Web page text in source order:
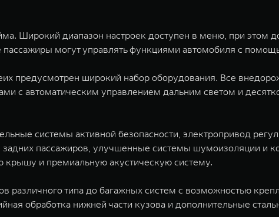
Широкий диапазон настроек доступен в меню, при этом
могут управлять функциями автомобиля с
предусмотрен широкий набор оборудования. Все
с автоматическим управлением дальним светом и
системы активной безопасности, электропривод
пассажиров, улучшенные системы шумоизоляции и
крышу и премиальную акустическую систему.
различного типа до багажных систем с возможностью
обработка нижней части кузова и дополнительные